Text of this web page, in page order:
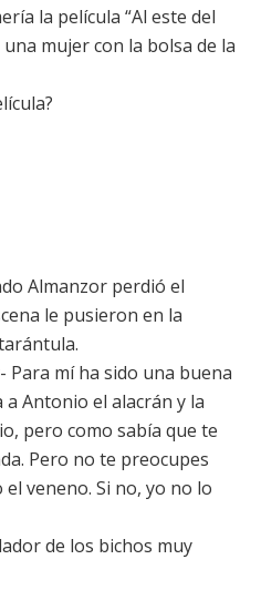
la película “Al este del
una mujer con la bolsa de la
Almanzor perdió el
le pusieron en la
Para mí ha sido una buena
Antonio el alacrán y la
pero como sabía que te
Pero no te preocupes
veneno. Si no, yo no lo
de los bichos muy